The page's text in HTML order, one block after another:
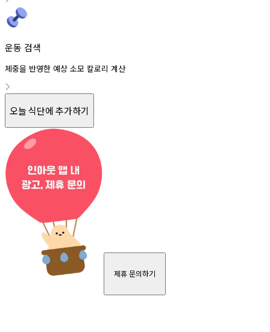
운동 검색
체중을 반영한 예상 소모 칼로리 계산
오늘 식단에 추가하기
제휴 문의하기